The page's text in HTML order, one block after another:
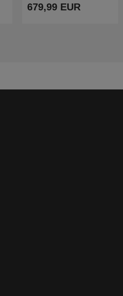
679,99 EUR